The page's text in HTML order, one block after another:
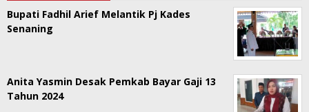
Bupati Fadhil Arief Melantik Pj Kades
Senaning
Anita Yasmin Desak Pemkab Bayar Gaji 13
Tahun 2024